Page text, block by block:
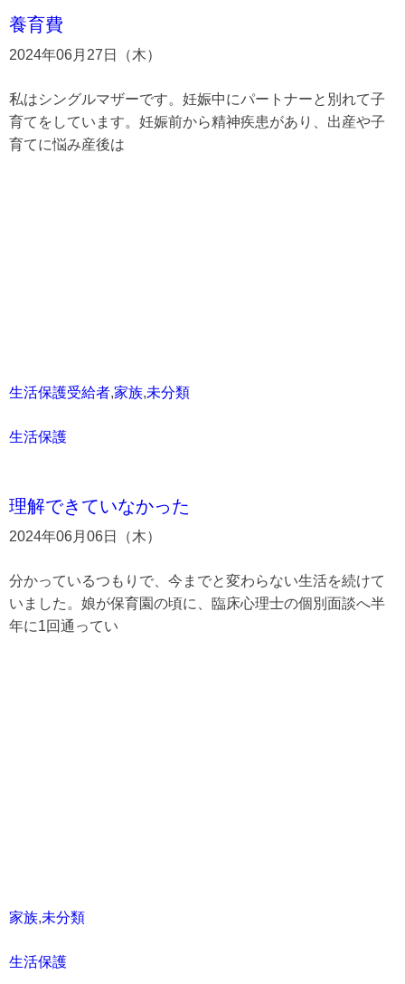
養育費
2024年06月27日（木）
私はシングルマザーです。妊娠中にパートナーと別れて子
育てをしています。妊娠前から精神疾患があり、出産や子
育てに悩み産後は
生活保護受給者,家族,未分類
生活保護
理解できていなかった
2024年06月06日（木）
分かっているつもりで、今までと変わらない生活を続けて
いました。娘が保育園の頃に、臨床心理士の個別面談へ半
年に1回通ってい
家族,未分類
生活保護